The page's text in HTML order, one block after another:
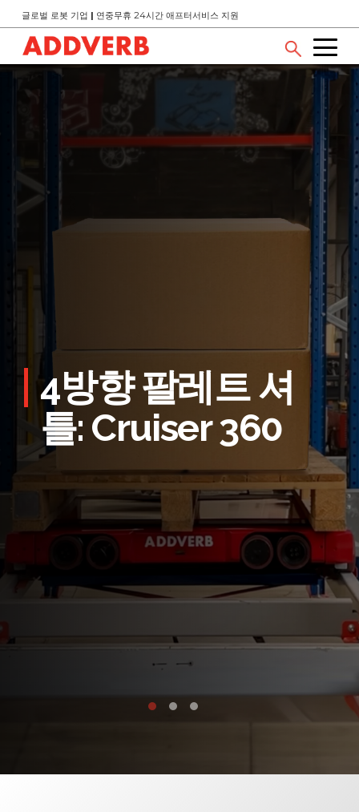
글로벌 로봇 기업 | 연중무휴 24시간 애프터서비스 지원
4방향 팔레트 셔
틀: Cruiser 360